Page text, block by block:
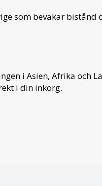
som bevakar bistånd
i Asien, Afrika och
i din inkorg.